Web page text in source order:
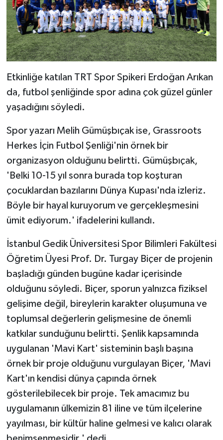
Etkinliğe katılan TRT Spor Spikeri Erdoğan Arıkan
da, futbol şenliğinde spor adına çok güzel günler
yaşadığını söyledi.
Spor yazarı Melih Gümüşbıçak ise, Grassroots
Herkes İçin Futbol Şenliği'nin örnek bir
organizasyon olduğunu belirtti. Gümüşbıçak,
'Belki 10-15 yıl sonra burada top koşturan
çocuklardan bazılarını Dünya Kupası'nda izleriz.
Böyle bir hayal kuruyorum ve gerçekleşmesini
ümit ediyorum.' ifadelerini kullandı.
İstanbul Gedik Üniversitesi Spor Bilimleri Fakültesi
Öğretim Üyesi Prof. Dr. Turgay Biçer de projenin
başladığı günden bugüne kadar içerisinde
olduğunu söyledi. Biçer, sporun yalnızca fiziksel
gelişime değil, bireylerin karakter oluşumuna ve
toplumsal değerlerin gelişmesine de önemli
katkılar sunduğunu belirtti. Şenlik kapsamında
uygulanan 'Mavi Kart' sisteminin başlı başına
örnek bir proje olduğunu vurgulayan Biçer, 'Mavi
Kart'ın kendisi dünya çapında örnek
gösterilebilecek bir proje. Tek amacımız bu
uygulamanın ülkemizin 81 iline ve tüm ilçelerine
yayılması, bir kültür haline gelmesi ve kalıcı olarak